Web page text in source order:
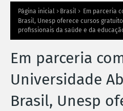
Página inicial Brasil
Em parceria
Brasil, Unesp oferece cursos
profissionais da saúde e da
Em parceria
Universidade
Brasil, Unesp